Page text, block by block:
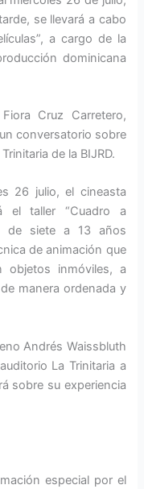
se llevará a cabo
a cargo de la
dominicana
Cruz Carretero,
conversatorio sobre
de la BIJRD.
26 julio, el cineasta
el taller “Cuadro a
de siete a 13 años
de animación que
objetos inmóviles, a
manera ordenada y
Andrés Waissbluth
La Trinitaria a
sobre su experiencia
especial por el